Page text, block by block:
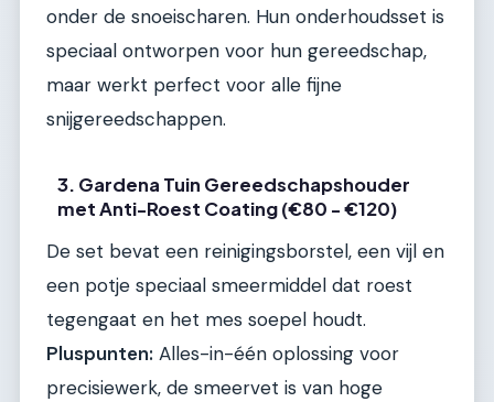
onder de snoeischaren. Hun onderhoudsset is
speciaal ontworpen voor hun gereedschap,
maar werkt perfect voor alle fijne
snijgereedschappen.
3. Gardena Tuin Gereedschapshouder
met Anti-Roest Coating (€80 - €120)
De set bevat een reinigingsborstel, een vijl en
een potje speciaal smeermiddel dat roest
tegengaat en het mes soepel houdt.
Pluspunten: Alles-in-één oplossing voor
precisiewerk, de smeervet is van hoge